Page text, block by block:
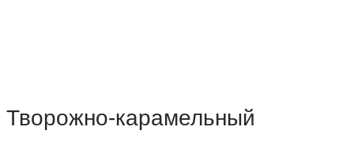
Творожно-карамельный